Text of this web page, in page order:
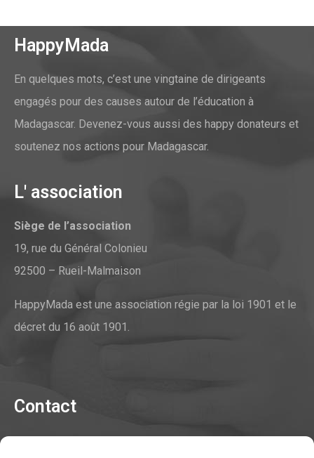
HappyMada
En quelques mots, c’est une vingtaine de dirigeants
engagés pour des causes autour de l’éducation à
Madagascar. Devenez-vous aussi des happy donateurs et
soutenez nos actions pour Madagascar.
L' association
Siège de l’association
19, rue du Général Colonieu
92500 – Rueil-Malmaison
HappyMada est une association régie par la loi 1901 et le
décret du 16 août 1901.
Contact